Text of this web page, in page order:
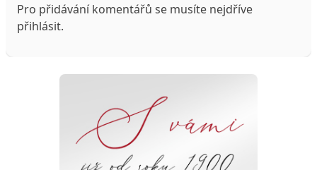
Pro přidávání komentářů se musíte nejdříve
přihlásit.